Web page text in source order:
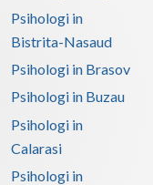
Psihologi in
Bistrita-Nasaud
Psihologi in Brasov
Psihologi in Buzau
Psihologi in
Calarasi
Psihologi in